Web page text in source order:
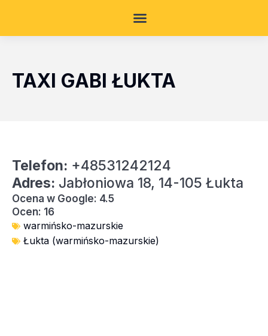
TAXI GABI ŁUKTA
Telefon: +48531242124
Adres: Jabłoniowa 18, 14-105 Łukta
Ocena w Google: 4.5
Ocen: 16
warmińsko-mazurskie
Łukta (warmińsko-mazurskie)